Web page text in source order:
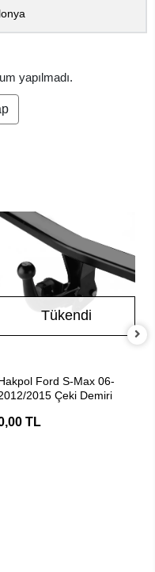
yapılmadı.
Tükendi
Ford S-Max 06-
2015 Çeki Demiri
TL